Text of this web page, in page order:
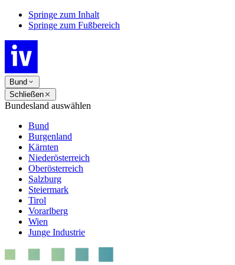
Springe zum Inhalt
Springe zum Fußbereich
Bund
Schließen
Bundesland auswählen
Bund
Burgenland
Kärnten
Niederösterreich
Oberösterreich
Salzburg
Steiermark
Tirol
Vorarlberg
Wien
Junge Industrie